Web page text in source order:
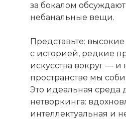
за бокалом
небанальные вещи.
Представьте: высокие
с историей, редкие
искусства вокруг — и
пространстве мы
Это идеальная среда
нетворкинга:
интеллектуальная и